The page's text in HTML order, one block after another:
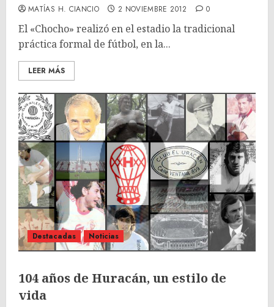
MATÍAS H. CIANCIO 2 NOVIEMBRE 2012 0
El «Chocho» realizó en el estadio la tradicional
práctica formal de fútbol, en la...
LEER MÁS
Destacadas Noticias
104 años de Huracán, un estilo de
vida